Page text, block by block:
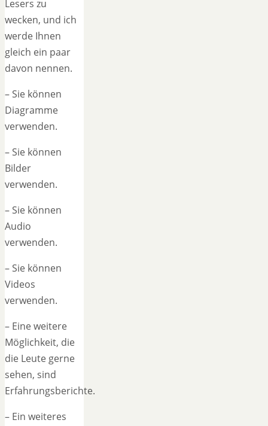
Lesers zu
wecken, und ich
werde Ihnen
gleich ein paar
davon nennen.
– Sie können
Diagramme
verwenden.
– Sie können
Bilder
verwenden.
– Sie können
Audio
verwenden.
– Sie können
Videos
verwenden.
– Eine weitere
Möglichkeit, die
die Leute gerne
sehen, sind
Erfahrungsberichte.
– Ein weiteres